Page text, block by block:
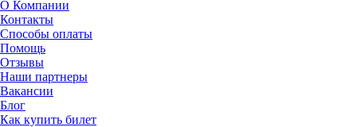
О Компании
Контакты
Способы оплаты
Помощь
Отзывы
Наши партнеры
Вакансии
Блог
Как купить билет